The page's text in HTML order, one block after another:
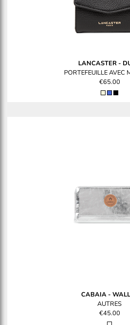
LANCASTER -
PORTEFEUILLE AVEC
€65.00
CABAIA-
AUTRES
€45.00